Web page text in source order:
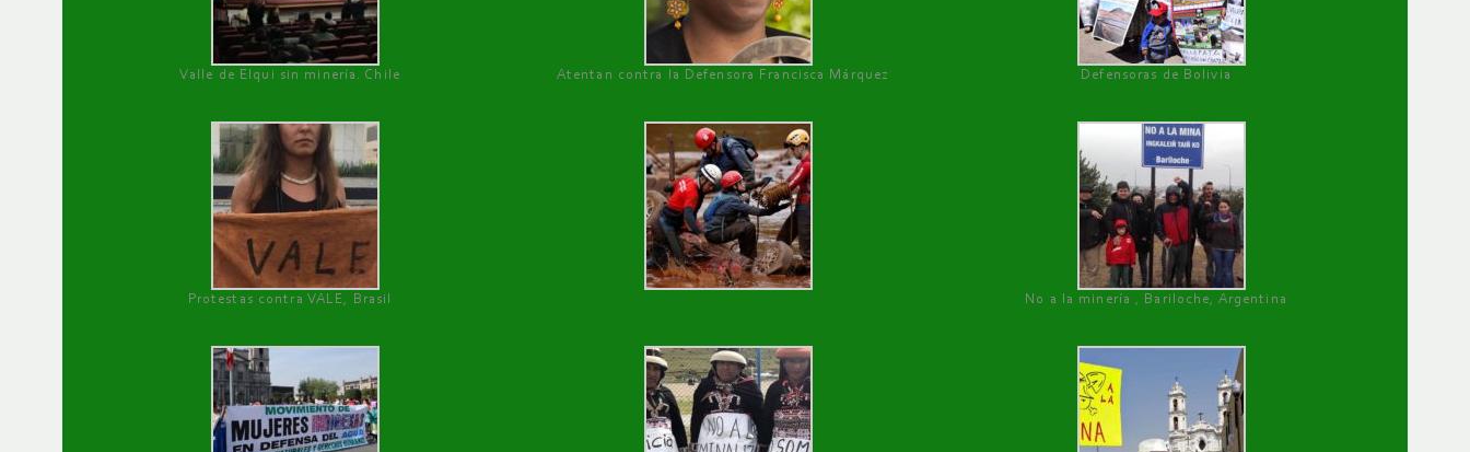
Valle de Elqui sin minería. Chile Atentan contra la Defensora Francisca Márquez Defensoras de Bolivia
Protestas contra VALE, Brasil No a la minería , Bariloche, Argentina